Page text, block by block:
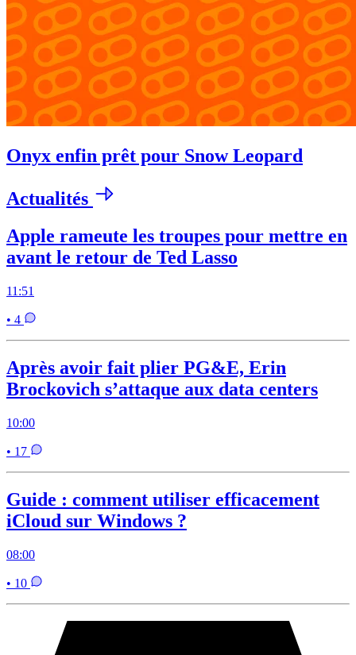
Onyx enfin prêt pour Snow Leopard
Actualités
Apple rameute les troupes pour mettre en
avant le retour de Ted Lasso
11:51
• 4
Après avoir fait plier PG&E, Erin
Brockovich s’attaque aux data centers
10:00
• 17
Guide : comment utiliser efficacement
iCloud sur Windows ?
08:00
• 10